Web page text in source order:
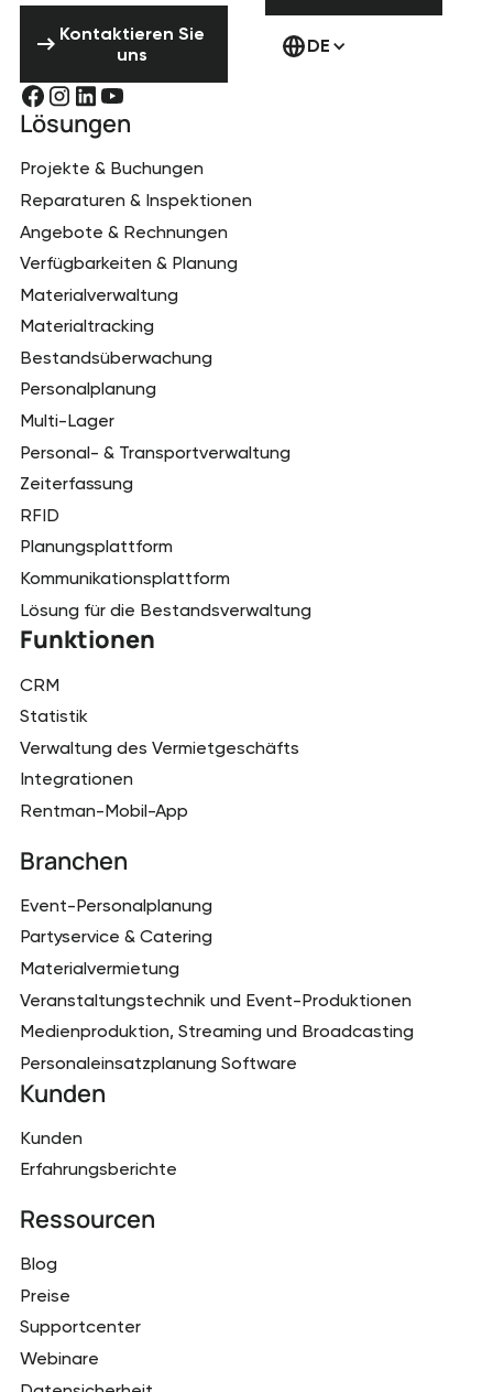
Kontaktieren Sie uns
Kontaktieren Sie
uns
DE
Lösungen
Projekte & Buchungen
Reparaturen & Inspektionen
Angebote & Rechnungen
Verfügbarkeiten & Planung
Materialverwaltung
Materialtracking
Bestandsüberwachung
Personalplanung
Multi-Lager
Personal- & Transportverwaltung
Zeiterfassung
RFID
Planungsplattform
Kommunikationsplattform
Lösung für die Bestandsverwaltung
Funktionen
CRM
Statistik
Verwaltung des Vermietgeschäfts
Integrationen
Rentman-Mobil-App
Branchen
Event-Personalplanung
Partyservice & Catering
Materialvermietung
Veranstaltungstechnik und Event-Produktionen
Medienproduktion, Streaming und Broadcasting
Personaleinsatzplanung Software
Kunden
Kunden
Erfahrungsberichte
Ressourcen
Blog
Preise
Supportcenter
Webinare